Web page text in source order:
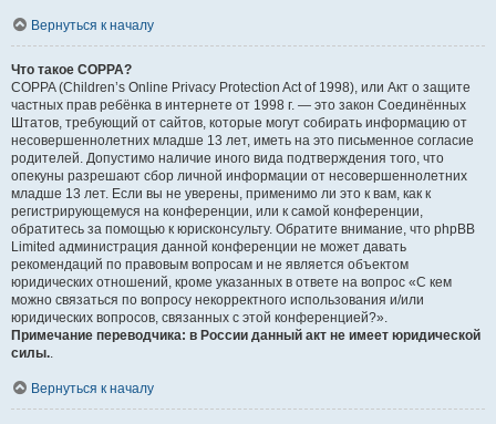
Вернуться к началу
Что такое COPPA?
COPPA (Children’s Online Privacy Protection Act of 1998), или Акт о защите
частных прав ребёнка в интернете от 1998 г. — это закон Соединённых
Штатов, требующий от сайтов, которые могут собирать информацию от
несовершеннолетних младше 13 лет, иметь на это письменное согласие
родителей. Допустимо наличие иного вида подтверждения того, что
опекуны разрешают сбор личной информации от несовершеннолетних
младше 13 лет. Если вы не уверены, применимо ли это к вам, как к
регистрирующемуся на конференции, или к самой конференции,
обратитесь за помощью к юрисконсульту. Обратите внимание, что phpBB
Limited администрация данной конференции не может давать
рекомендаций по правовым вопросам и не является объектом
юридических отношений, кроме указанных в ответе на вопрос «С кем
можно связаться по вопросу некорректного использования и/или
юридических вопросов, связанных с этой конференцией?».
Примечание переводчика: в России данный акт не имеет юридической
силы..
Вернуться к началу